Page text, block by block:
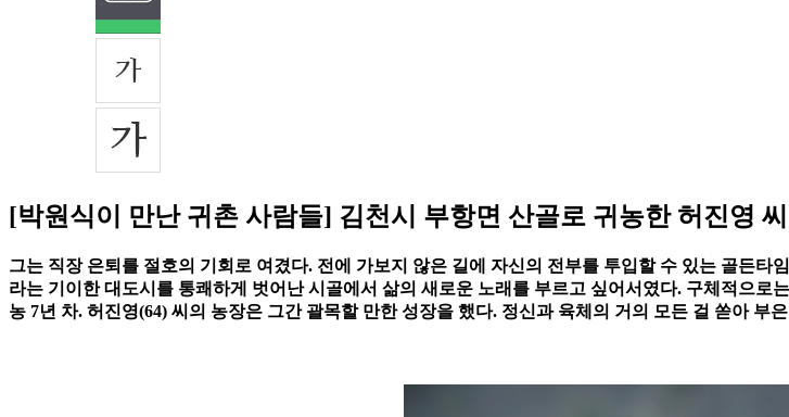
[박원식이 만난 귀촌 사람들] 김천시 부항면 산골로 귀농한 허진영 씨
그는 직장 은퇴를 절호의 기회로 여겼다. 전에 가보지 않은 길에 자신의 전부를 투입할 수 있는 골든
라는 기이한 대도시를 통쾌하게 벗어난 시골에서 삶의 새로운 노래를 부르고 싶어서였다. 구체적으
농 7년 차. 허진영(64) 씨의 농장은 그간 괄목할 만한 성장을 했다. 정신과 육체의 거의 모든 걸 쏟아 부